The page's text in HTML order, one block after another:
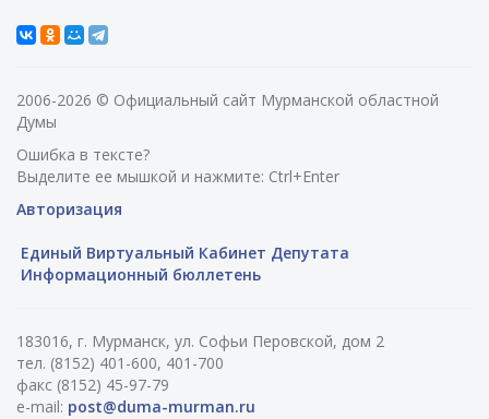
2006-2026 © Официальный сайт Мурманской областной
Думы
Ошибка в тексте?
Выделите ее мышкой и нажмите: Ctrl+Enter
Авторизация
Единый Виртуальный Кабинет Депутата
Информационный бюллетень
183016, г. Мурманск, ул. Софьи Перовской, дом 2
тел. (8152) 401-600, 401-700
факс (8152) 45-97-79
e-mail: post@duma-murman.ru